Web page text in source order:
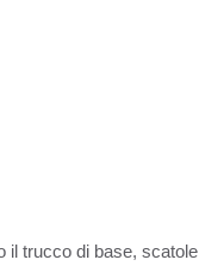
trucco di base,